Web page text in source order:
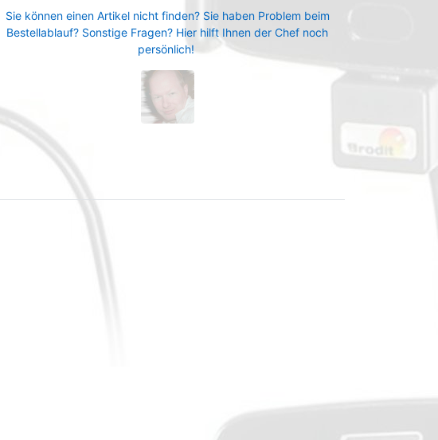
Sie können einen Artikel nicht finden? Sie haben Problem beim
Bestellablauf? Sonstige Fragen? Hier hilft Ihnen der Chef noch
persönlich!